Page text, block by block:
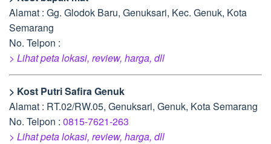
Alamat : Gg. Glodok Baru, Genuksari, Kec. Genuk, Kota
Semarang
No. Telpon :
> Lihat peta lokasi, review, harga, dll
> Kost Putri Safira Genuk
Alamat : RT.02/RW.05, Genuksari, Genuk, Kota Semarang
No. Telpon : 0815-7621-263
> Lihat peta lokasi, review, harga, dll